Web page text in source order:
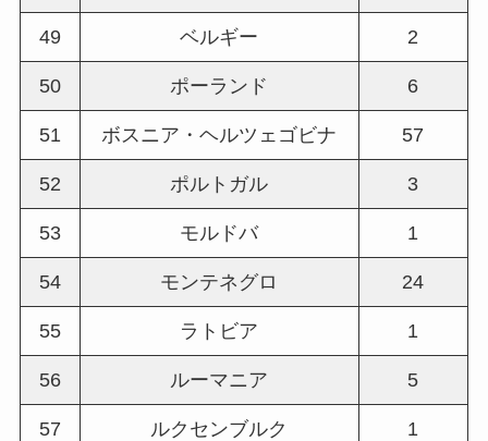
49 ベルギー 2
50 ポーランド 6
51 ボスニア・ヘルツェゴビナ 57
52 ポルトガル 3
53 モルドバ 1
54 モンテネグロ 24
55 ラトビア 1
56 ルーマニア 5
57 ルクセンブルク 1